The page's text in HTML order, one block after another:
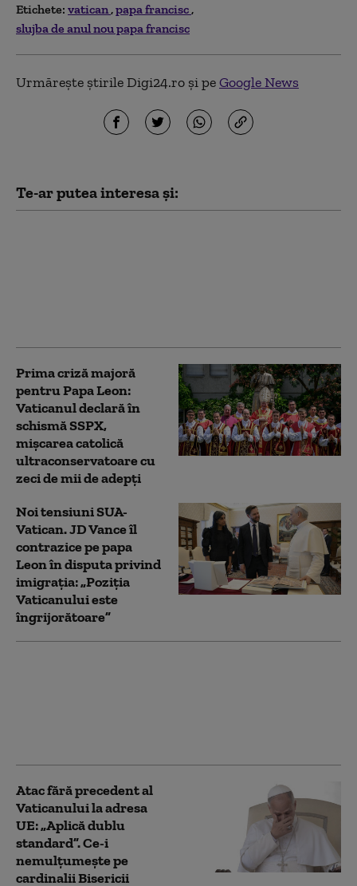
Etichete: vatican papa francisc
slujba de anul nou papa francisc
Urmărește știrile Digi24.ro și peGoogle News
Te-ar putea interesa și:
Prima criză majoră
pentru Papa Leon:
Vaticanul declară în
schismă SSPX,
mișcarea catolică
ultraconservatoare cu
zeci de mii de adepți
Noi tensiuni SUA-
Vatican. JD Vance îl
contrazice pe papa
Leon în disputa privind
imigrația: „Poziția
Vaticanului este
îngrijorătoare”
Atac fără precedent al
Vaticanului la adresa
UE: „Aplică dublu
standard”. Ce-i
nemulțumește pe
cardinalii Bisericii